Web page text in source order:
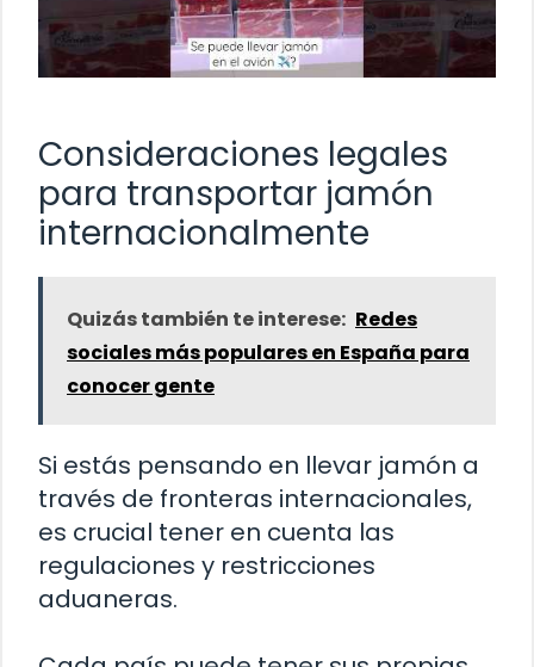
Consideraciones legales
para transportar jamón
internacionalmente
Quizás también te interese: Redes
sociales más populares en España para
conocer gente
Si estás pensando en llevar jamón a
través de fronteras internacionales,
es crucial tener en cuenta las
regulaciones y restricciones
aduaneras.